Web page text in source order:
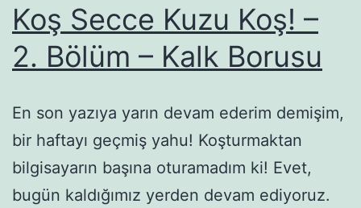
Koş Secce Kuzu Koş! –
2. Bölüm – Kalk Borusu
En son yazıya yarın devam ederim demişim,
bir haftayı geçmiş yahu! Koşturmaktan
bilgisayarın başına oturamadım ki! Evet,
bugün kaldığımız yerden devam ediyoruz.